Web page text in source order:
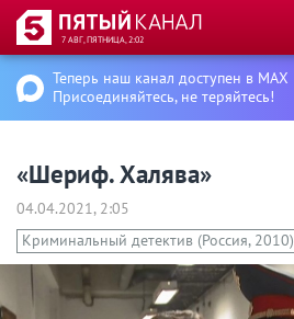
7 АВГ, ПЯТНИЦА, 2:02
Теперь наш канал доступен в MAX
Присоединяйтесь, не теряйтесь!
«Шериф. Халява»
04.04.2021, 2:05
Криминальный детектив (Россия, 2010)